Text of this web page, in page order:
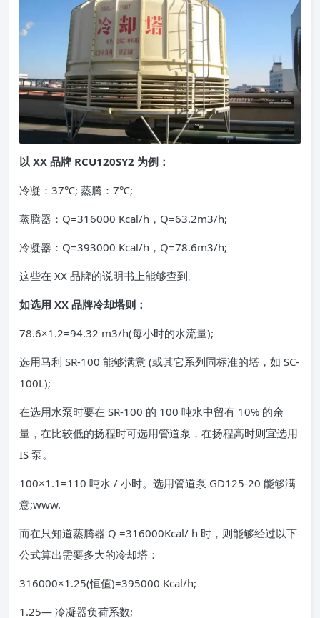
以 XX 品牌 RCU120SY2 为例：
冷凝：37℃; 蒸腾：7℃;
蒸腾器：Q=316000 Kcal/h，Q=63.2m3/h;
冷凝器：Q=393000 Kcal/h，Q=78.6m3/h;
这些在 XX 品牌的说明书上能够查到。
如选用 XX 品牌冷却塔则：
78.6×1.2=94.32 m3/h(每小时的水流量);
选用马利 SR-100 能够满意 (或其它系列同标准的塔，如 SC-
100L);
在选用水泵时要在 SR-100 的 100 吨水中留有 10% 的余
量，在比较低的扬程时可选用管道泵，在扬程高时则宜选用
IS 泵。
100×1.1=110 吨水 / 小时。选用管道泵 GD125-20 能够满
意;www.
而在只知道蒸腾器 Q =316000Kcal/ h 时，则能够经过以下
公式算出需要多大的冷却塔：
316000×1.25(恒值)=395000 Kcal/h;
1.25— 冷凝器负荷系数;